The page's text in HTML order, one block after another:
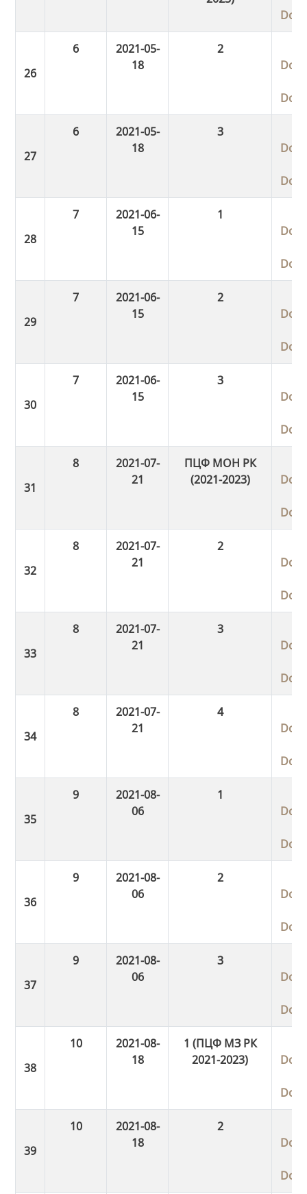
6
2021-05-
18
2
6
2021-05-
18
3
7
2021-06-
15
1
7
2021-06-
15
2
7
2021-06-
15
3
8
2021-07-
21
ПЦФ МОН РК
(2021-2023)
8
2021-07-
21
2
8
2021-07-
21
3
8
2021-07-
21
4
9
2021-08-
06
1
9
2021-08-
06
2
9
2021-08-
06
3
10
2021-08-
18
1 (ПЦФ МЗ РК
2021-2023)
10
2021-08-
18
2